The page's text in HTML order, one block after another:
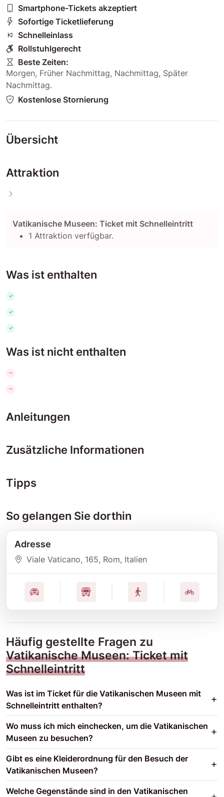
Smartphone-Tickets akzeptiert
Sofortige Ticketlieferung
Schnelleinlass
Rollstuhlgerecht
Beste Zeiten:
Morgen, Früher Nachmittag, Nachmittag, Später
Nachmittag.
Kostenlose Stornierung
Übersicht
Attraktion
Vatikanische Museen: Ticket mit Schnelleintritt
1 Attraktion verfügbar.
Was ist enthalten
Was ist nicht enthalten
Anleitungen
Zusätzliche Informationen
Tipps
So gelangen Sie dorthin
Adresse
Viale Vaticano, 165, Rom, Italien
Häufig gestellte Fragen zu
Vatikanische Museen: Ticket mit
Schnelleintritt
Was ist im Ticket für die Vatikanischen Museen mit
Schnelleintritt enthalten?
Wo muss ich mich einchecken, um die Vatikanischen
Museen zu besuchen?
Gibt es eine Kleiderordnung für den Besuch der
Vatikanischen Museen?
Welche Gegenstände sind in den Vatikanischen